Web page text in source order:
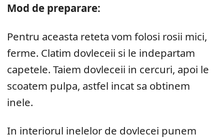
Mod de preparare:
Pentru aceasta reteta vom folosi rosii mici,
ferme. Clatim dovleceii si le indepartam
capetele. Taiem dovleceii in cercuri, apoi le
scoatem pulpa, astfel incat sa obtinem
inele.
In interiorul inelelor de dovlecei punem